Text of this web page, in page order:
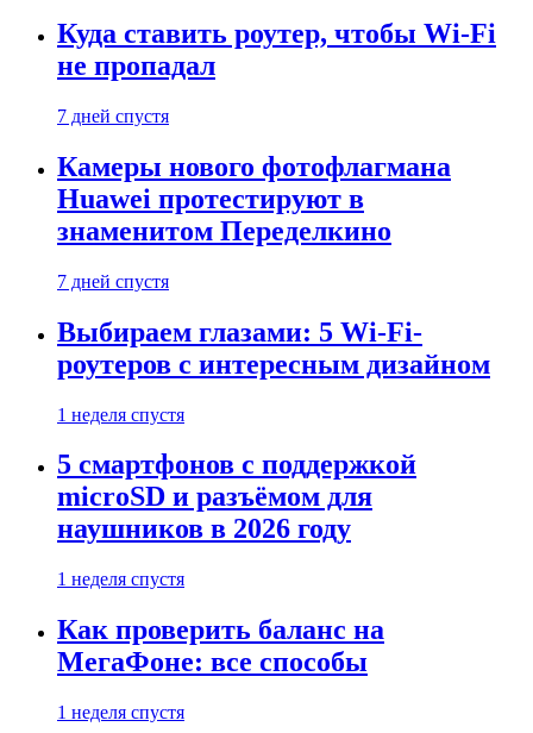
Куда ставить роутер, чтобы Wi-Fi
не пропадал
7 дней спустя
Камеры нового фотофлагмана
Huawei протестируют в
знаменитом Переделкино
7 дней спустя
Выбираем глазами: 5 Wi-Fi-
роутеров с интересным дизайном
1 неделя спустя
5 смартфонов с поддержкой
microSD и разъёмом для
наушников в 2026 году
1 неделя спустя
Как проверить баланс на
МегаФоне: все способы
1 неделя спустя